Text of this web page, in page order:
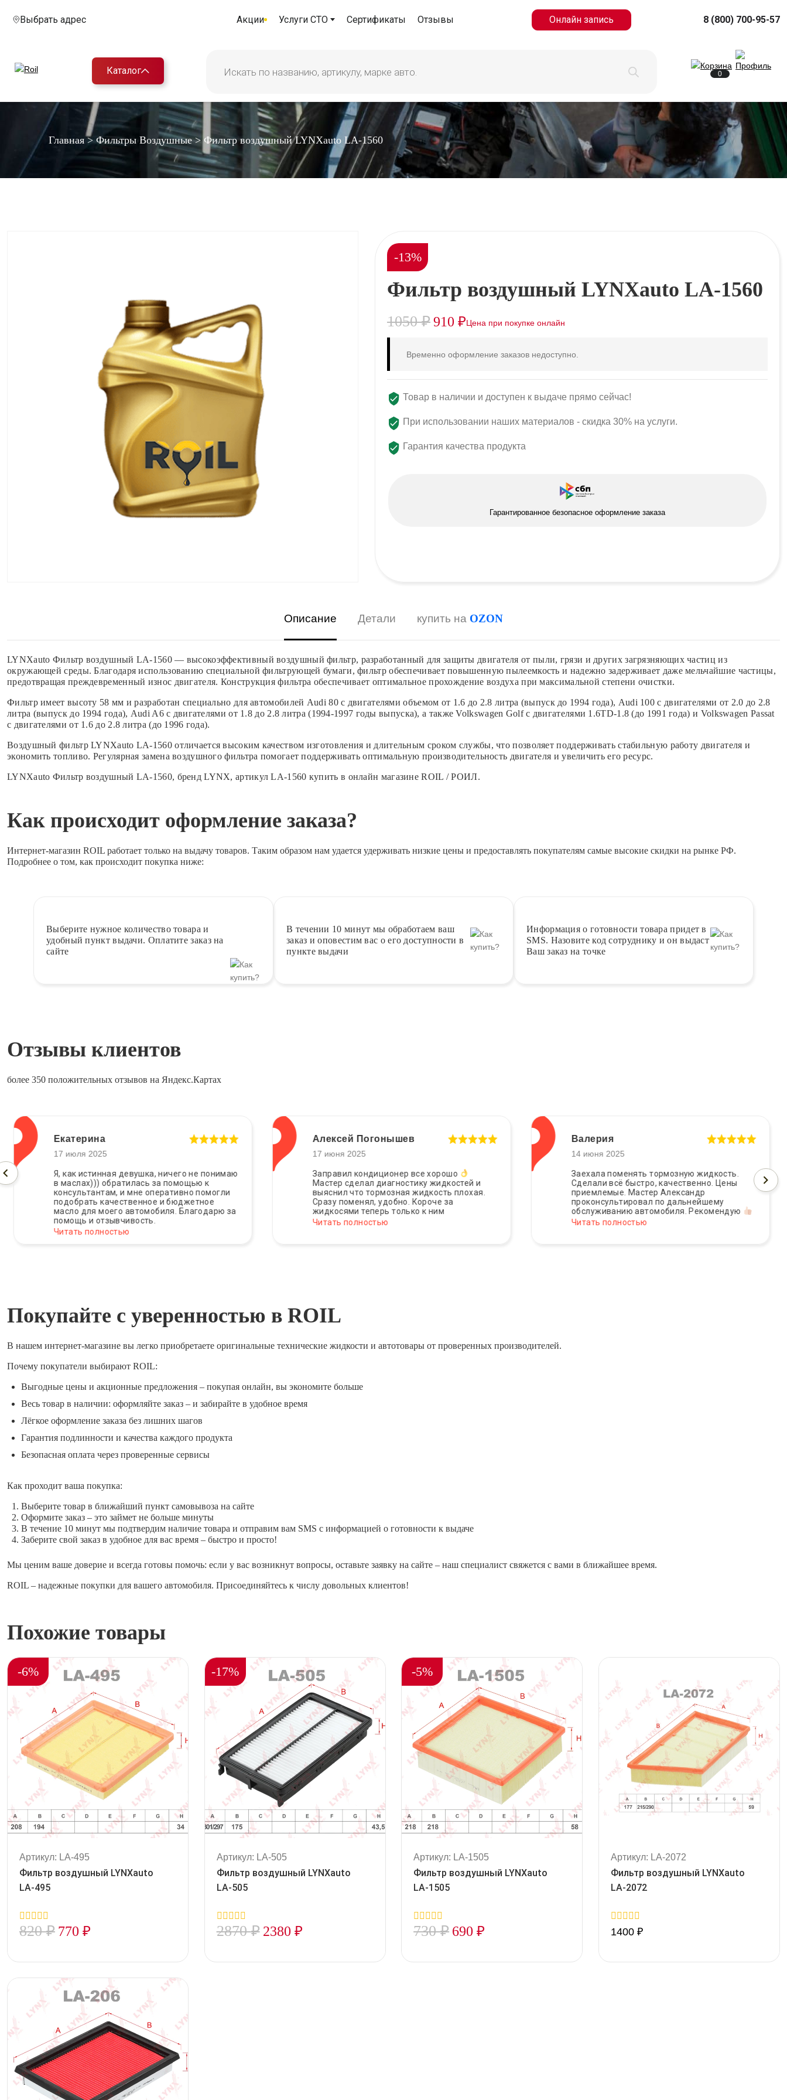
Выбрать адрес Акции Услуги СТО Сертификаты Отзывы Онлайн запись 8 (800) 700-95-57
Каталог 0
Главная> Фильтры Воздушные> Фильтр воздушный LYNXauto LA-1560
-13%
Фильтр воздушный LYNXauto LA-1560
1050₽910 ₽
Временно оформление заказов недоступно.
Товар в наличии и доступен к выдаче прямо сейчас!
При использовании наших материалов - скидка 30% на услуги.
Гарантия качества продукта
Гарантированное безопасное оформление заказа
Описание Детали купить на OZON
LYNXauto Фильтр воздушный LA-1560 — высокоэффективный воздушный фильтр, разработанный для защиты двигателя от пыли, грязи и других загрязняющих частиц из
окружающей среды. Благодаря использованию специальной фильтрующей бумаги, фильтр обеспечивает повышенную пылеемкость и надежно задерживает даже мельчайшие частицы,
предотвращая преждевременный износ двигателя. Конструкция фильтра обеспечивает оптимальное прохождение воздуха при максимальной степени очистки.
Фильтр имеет высоту 58 мм и разработан специально для автомобилей Audi 80 с двигателями объемом от 1.6 до 2.8 литра (выпуск до 1994 года), Audi 100 с двигателями от 2.0 до 2.8
литра (выпуск до 1994 года), Audi A6 с двигателями от 1.8 до 2.8 литра (1994-1997 годы выпуска), а также Volkswagen Golf с двигателями 1.6TD-1.8 (до 1991 года) и Volkswagen Passat
с двигателями от 1.6 до 2.8 литра (до 1996 года).
Воздушный фильтр LYNXauto LA-1560 отличается высоким качеством изготовления и длительным сроком службы, что позволяет поддерживать стабильную работу двигателя и
экономить топливо. Регулярная замена воздушного фильтра помогает поддерживать оптимальную производительность двигателя и увеличить его ресурс.
LYNXauto Фильтр воздушный LA-1560, бренд LYNX, артикул LA-1560 купить в онлайн магазине ROIL / РОИЛ.
Как происходит оформление заказа?
Интернет-магазин ROIL работает только на выдачу товаров. Таким образом нам удается удерживать низкие цены и предоставлять покупателям самые высокие скидки на рынке РФ.
Подробнее о том, как происходит покупка ниже:
Выберите нужное количество товара и
удобный пункт выдачи. Оплатите заказ на
сайте
В течении 10 минут мы обработаем ваш
заказ и оповестим вас о его доступности в
пункте выдачи
Информация о готовности товара придет в
SMS. Назовите код сотруднику и он выдаст
Ваш заказ на точке
Отзывы клиентов
более 350 положительных отзывов на Яндекс.Картах
Екатерина
17 июля 2025
Я, как истинная девушка, ничего не понимаю
в маслах))) обратилась за помощью к
консультантам, и мне оперативно помогли
подобрать качественное и бюджетное
масло для моего автомобиля. Благодарю за
помощь и отзывчивость.
Читать полностью
Алексей Погонышев
17 июня 2025
Заправил кондиционер все хорошо
Мастер сделал диагностику жидкостей и
выяснил что тормозная жидкость плохая.
Сразу поменял, удобно. Короче за
жидкосями теперь только к ним
Читать полностью
Валерия
14 июня 2025
Заехала поменять тормозную жидкость.
Сделали всё быстро, качественно. Цены
приемлемые. Мастер Александр
проконсультировал по дальнейшему
обслуживанию автомобиля. Рекомендую
Читать полностью
Покупайте с уверенностью в ROIL
В нашем интернет-магазине вы легко приобретаете оригинальные технические жидкости и автотовары от проверенных производителей.
Почему покупатели выбирают ROIL:
Выгодные цены и акционные предложения – покупая онлайн, вы экономите больше
Весь товар в наличии: оформляйте заказ – и забирайте в удобное время
Лёгкое оформление заказа без лишних шагов
Гарантия подлинности и качества каждого продукта
Безопасная оплата через проверенные сервисы
Как проходит ваша покупка:
Выберите товар в ближайший пункт самовывоза на сайте
Оформите заказ – это займет не больше минуты
В течение 10 минут мы подтвердим наличие товара и отправим вам SMS с информацией о готовности к выдаче
Заберите свой заказ в удобное для вас время – быстро и просто!
Мы ценим ваше доверие и всегда готовы помочь: если у вас возникнут вопросы, оставьте заявку на сайте – наш специалист свяжется с вами в ближайшее время.
ROIL – надежные покупки для вашего автомобиля. Присоединяйтесь к числу довольных клиентов!
Похожие товары
-6%
Артикул: LA-495
Фильтр воздушный LYNXauto
LA-495
0
out
820₽ 770 ₽
-17%
Артикул: LA-505
Фильтр воздушный LYNXauto
LA-505
0
out
2870₽ 2380 ₽
-5%
Артикул: LA-1505
Фильтр воздушный LYNXauto
LA-1505
0
out
730₽ 690₽
Артикул: LA-2072
Фильтр воздушный LYNXauto
LA-2072
0
1400 ₽